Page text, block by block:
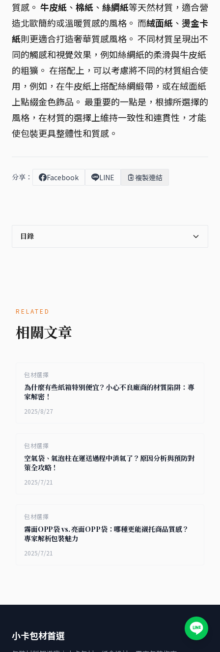
質感。 牛皮紙 、 棉紙 、 絲綢紙等天然材質，適合營
造北歐簡約或溫暖質感的風格。 而絨面紙 、 燙金卡
紙則更適合打造奢華質感風格。 不同材質呈現出不
同的觸感和視覺效果，例如絲綢紙的柔滑與牛皮紙
的粗獷。 在搭配上，可以考慮將不同的材質組合使
用，例如，在牛皮紙上搭配絲綢緞帶，或在絨面紙
上點綴金色飾品。 最重要的一點是，根據所選擇的
風格，在材質的選擇上維持一致性和連貫性，才能
使包裝更具整體性和質感。
分享： Facebook LINE 複製連結
目錄
RELATED
相關文章
包材選擇
為什麼有些紙箱特別便宜？小心不良廠商的材質陷阱：專
家解密！
2025/8/27
包材選擇
空氣袋、氣泡柱在運送過程中消氣了？原因分析與預防對
策全攻略！
2025/7/21
包材選擇
霧面OPP袋 vs. 亮面OPP袋：哪種更能襯托商品質感？
專家解析包裝魅力
2025/7/21
小卡包材首選